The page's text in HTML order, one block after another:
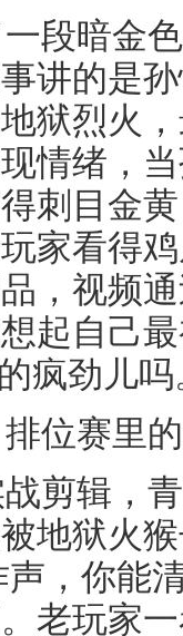
段暗金
讲的是
狱烈火
情绪，
刺目金
家看得
，视频
起自己
疯劲儿吗
位赛里
剪辑，
地狱火
，你能
老玩家